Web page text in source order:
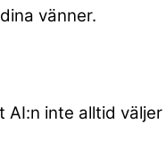
vänner.
inte alltid